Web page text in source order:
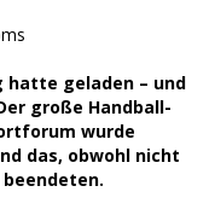
hatte geladen – und
große Handball-
wurde
das, obwohl nicht
beendeten.